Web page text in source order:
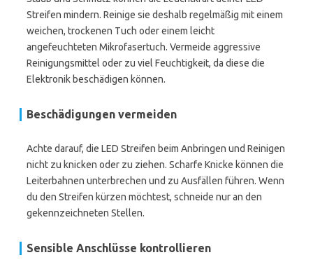
Streifen mindern. Reinige sie deshalb regelmäßig mit einem
weichen, trockenen Tuch oder einem leicht
angefeuchteten Mikrofasertuch. Vermeide aggressive
Reinigungsmittel oder zu viel Feuchtigkeit, da diese die
Elektronik beschädigen können.
Beschädigungen vermeiden
Achte darauf, die LED Streifen beim Anbringen und Reinigen
nicht zu knicken oder zu ziehen. Scharfe Knicke können die
Leiterbahnen unterbrechen und zu Ausfällen führen. Wenn
du den Streifen kürzen möchtest, schneide nur an den
gekennzeichneten Stellen.
Sensible Anschlüsse kontrollieren